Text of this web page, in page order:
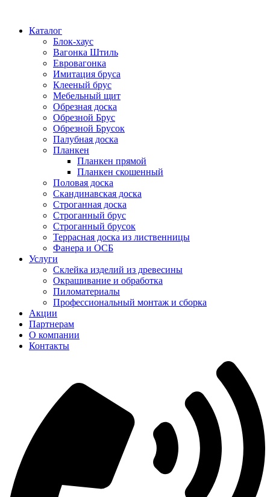
Каталог
Блок-хаус
Вагонка Штиль
Евровагонка
Имитация бруса
Клееный брус
Мебельный щит
Обрезная доска
Обрезной Брус
Обрезной Брусок
Палубная доска
Планкен
Планкен прямой
Планкен скошенный
Половая доска
Скандинавская доска
Строганная доска
Строганный брус
Строганный брусок
Террасная доска из лиственницы
Фанера и ОСБ
Услуги
Склейка изделий из древесины
Окрашивание и обработка
Пиломатериалы
Профессиональный монтаж и сборка
Акции
Партнерам
О компании
Контакты